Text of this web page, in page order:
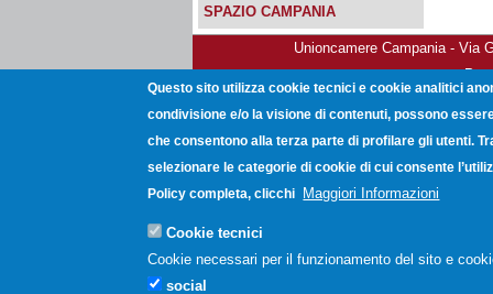
SPAZIO CAMPANIA
Unioncamere Campania - Via
Questo sito utilizza cookie tecnici e cookie analitici
condivisione e/o la visione di contenuti, possono
che consentono alla terza parte di profilare gli utenti.
selezionare le categorie di cookie di cui consente
Policy completa, clicchi Maggiori Informazioni
Cookie tecnici
Cookie necessari per il funzionamento del sito e
social